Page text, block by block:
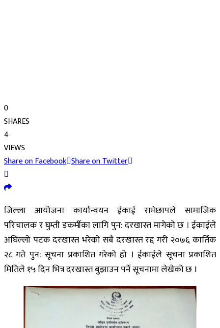
0
SHARES
4
VIEWS
Share on Facebook Share on Twitter
जिल्ला आयोजना कार्यान्वयन ईकाई रामेछापले सामाजिक
परिचालक र घुम्ती डकर्मीका लागि पुन: दरखास्त मागेको छ । ईकाईले
अघिल्लो पटक दरखास्त भरेको सबै दरखास्त रद्द गरी २०७६ कार्तिक
२८ गते पुन: सूचना प्रकाशित गरेको हो । ईकाईले सूचना प्रकाशित
मितिले १५ दिन भित्र दरखास्त बुझाउन पर्ने सूचनामा लेखेको छ ।